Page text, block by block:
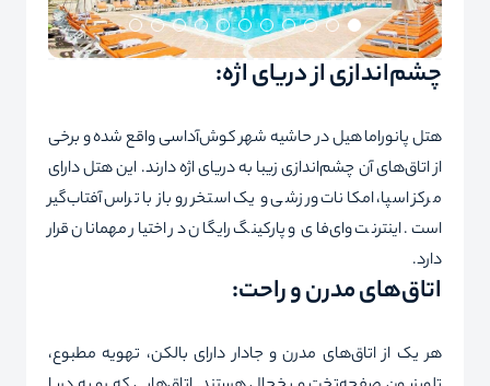
چشم‌اندازی از دریای اژه:
هتل پانوراما هیل در حاشیه شهر کوش‌آداسی واقع شده و برخی
از اتاق‌های آن چشم‌اندازی زیبا به دریای اژه دارند. این هتل دارای
مرکز اسپا، امکانات ورزشی و یک استخر روباز با تراس آفتاب‌گیر
است. اینترنت وای‌فای و پارکینگ رایگان در اختیار مهمانان قرار
دارد.
اتاق‌های مدرن و راحت:
هر یک از اتاق‌های مدرن و جادار دارای بالکن، تهویه مطبوع،